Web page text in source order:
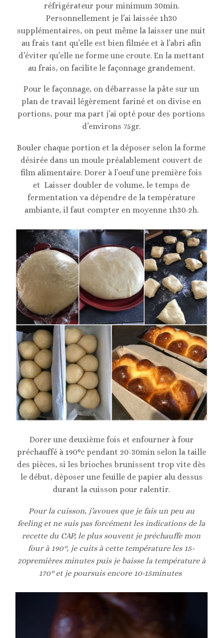
réfrigérateur pour minimum 30min.
Personnellement je l’ai laissée 1h30
supplémentaires, on peut même la laisser une nuit
au frais tant qu’elle est bien filmée et à l’abri afin
d’éviter qu’elle ne forme une croute. En la mettant
au frais, on facilite le façonnage grandement.
Pour le façonnage, on débarrasse la pâte sur un
plan de travail légèrement fariné et on divise en
portions, pour ma part j’ai opté pour des portions
d’environs 75gr.
Bouler chaque portion et la déposer selon la forme
désirée dans un moule préalablement couvert de
film alimentaire. Dorer à l’oeuf une première fois
et Laisser doubler de volume, le temps de
fermentation va dépendre de la température
ambiante, il faut compter en moyenne 1h30-2h.
Dorer une deuxième fois et enfourner à four
préchauffé à 190°c pendant 20-30min selon la taille
des pièces, si les brioches brunissent trop vite dès
le début, déposer une feuille de papier alu dessus
durant la cuisson pour ralentir.
Pour la cuisson, j’avoues que je fais un peu au
feeling et ne suis pas forcément les indications de la
recette du CAP, le plus souvent je préchauffe mon
four à 190°, je cuits à cette température les 15-
20premières minutes puis je baisse la température à
170° et je poursuis encore 10-15minutes